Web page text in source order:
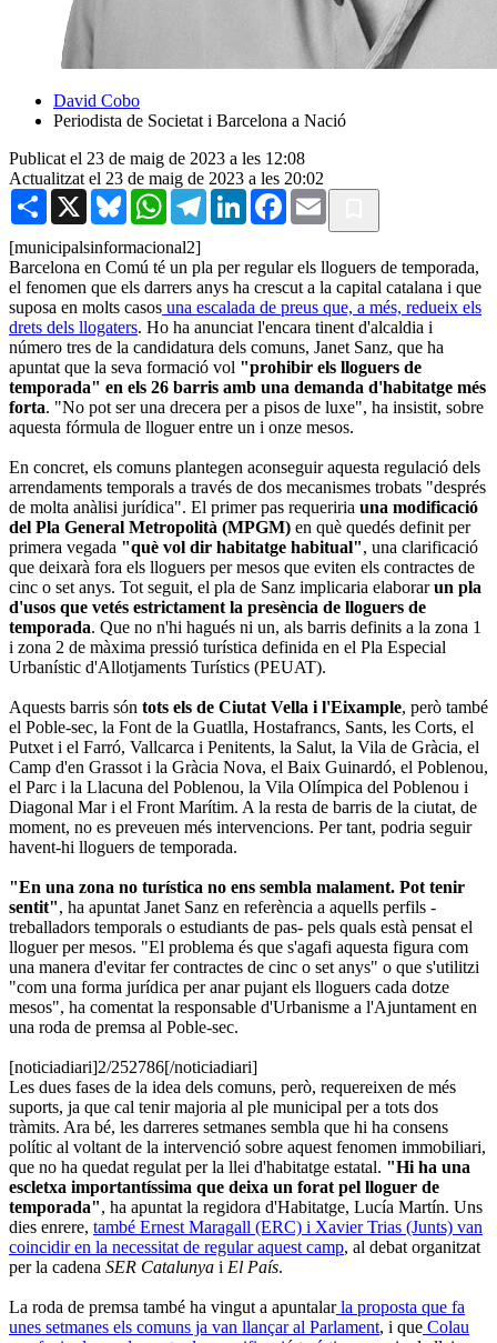
David Cobo
Periodista de Societat i Barcelona a Nació
Publicat el 23 de maig de 2023 a les 12:08
Actualitzat el 23 de maig de 2023 a les 20:02
Share X BlueskyWhatsAppTelegramLinkedInFacebook
Email
[municipalsinformacional2]
Barcelona en Comú té un pla per regular els lloguers de temporada,
el fenomen que els darrers anys ha crescut a la capital catalana i que
suposa en molts casos una escalada de preus que, a més, redueix els
drets dels llogaters. Ho ha anunciat l'encara tinent d'alcaldia i
número tres de la candidatura dels comuns, Janet Sanz, que ha
apuntat que la seva formació vol "prohibir els lloguers de
temporada" en els 26 barris amb una demanda d'habitatge més
forta. "No pot ser una drecera per a pisos de luxe", ha insistit, sobre
aquesta fórmula de lloguer entre un i onze mesos.
En concret, els comuns plantegen aconseguir aquesta regulació dels
arrendaments temporals a través de dos mecanismes trobats "després
de molta anàlisi jurídica". El primer pas requeriria una modificació
del Pla General Metropolità (MPGM) en què quedés definit per
primera vegada "què vol dir habitatge habitual", una clarificació
que deixarà fora els lloguers per mesos que eviten els contractes de
cinc o set anys. Tot seguit, el pla de Sanz implicaria elaborarun pla
d'usos que vetés estrictament la presència de lloguers de
temporada. Que no n'hi hagués ni un, als barris definits a la zona 1
i zona 2 de màxima pressió turística definida en el Pla Especial
Urbanístic d'Allotjaments Turístics (PEUAT).
Aquests barris són tots els de Ciutat Vella i l'Eixample, però també
el Poble-sec, la Font de la Guatlla, Hostafrancs, Sants, les Corts, el
Putxet i el Farró, Vallcarca i Penitents, la Salut, la Vila de Gràcia, el
Camp d'en Grassot i la Gràcia Nova, el Baix Guinardó, el Poblenou,
el Parc i la Llacuna del Poblenou, la Vila Olímpica del Poblenou i
Diagonal Mar i el Front Marítim. A la resta de barris de la ciutat, de
moment, no es preveuen més intervencions. Per tant, podria seguir
havent-hi lloguers de temporada.
"En una zona no turística no ens sembla malament. Pot tenir
sentit", ha apuntat Janet Sanz en referència a aquells perfils -
treballadors temporals o estudiants de pas- pels quals està pensat el
lloguer per mesos. "El problema és que s'agafi aquesta figura com
una manera d'evitar fer contractes de cinc o set anys" o que s'utilitzi
"com una forma jurídica per anar pujant els lloguers cada dotze
mesos", ha comentat la responsable d'Urbanisme a l'Ajuntament en
una roda de premsa al Poble-sec.
[noticiadiari]2/252786[/noticiadiari]
Les dues fases de la idea dels comuns, però, requereixen de més
suports, ja que cal tenir majoria al ple municipal per a tots dos
tràmits. Ara bé, les darreres setmanes sembla que hi ha consens
polític al voltant de la intervenció sobre aquest fenomen immobiliari,
que no ha quedat regulat per la llei d'habitatge estatal. "Hi ha una
escletxa importantíssima que deixa un forat pel lloguer de
temporada", ha apuntat la regidora d'Habitatge, Lucía Martín. Uns
dies enrere, també Ernest Maragall (ERC) i Xavier Trias (Junts) van
coincidir en la necessitat de regular aquest camp, al debat organitzat
per la cadena SER Catalunya i El País.
La roda de premsa també ha vingut a apuntalarla proposta que fa
unes setmanes els comuns ja van llançar al Parlament, i que Colau